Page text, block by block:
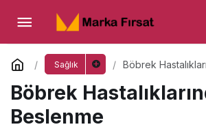
Sağlık Böbrek
Böbrek
Beslenme
Böbrek Hastalıklarında
Yorum Yap